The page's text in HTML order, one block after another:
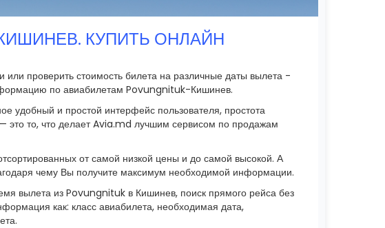
КИШИНЕВ. КУПИТЬ ОНЛАЙН
проверить стоимость билета на различные даты вылета -
по авиабилетам Povungnituk-Кишинев.
удобный и простой интерфейс пользователя, простота
это то, что делает Avia.md лучшим сервисом по продажам
от самой низкой цены и до самой высокой. А
чему Вы получите максимум необходимой информации.
вылета из Povungnituk в Кишинев, поиск прямого рейса без
как: класс авиабилета, необходимая дата,